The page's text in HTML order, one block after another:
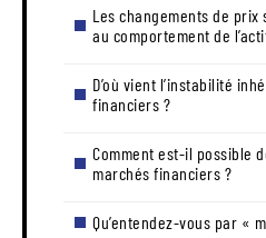
Les changements de
au comportement de
D’où vient l’instabilité
financiers ?
Comment est-il possible
marchés financiers ?
Qu’entendez-vous par «